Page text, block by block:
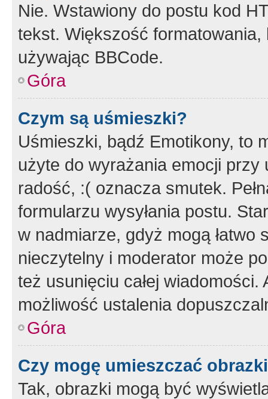
Nie. Wstawiony do postu kod
tekst. Większość
używając BBCode.
Góra
Czym są uśmieszki?
Uśmieszki, bądź Emotikony, to
użyte do wyrażania emocji
radość, :( oznacza smutek.
formularzu wysyłania postu.
w nadmiarze, gdyż mogą
nieczytelny i moderator może
też usunięciu całej
możliwość ustalenia
Góra
Czy mogę umieszczać
Tak, obrazki mogą być